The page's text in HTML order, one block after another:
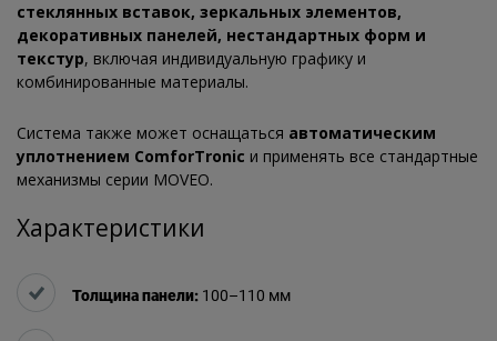
стеклянных вставок, зеркальных элементов,
декоративных панелей, нестандартных форм и
текстур, включая индивидуальную графику и
комбинированные материалы.
Система также может оснащаться автоматическим
уплотнением ComforTronic и применять все стандартные
механизмы серии MOVEO.
Характеристики
Толщина панели: 100–110 мм